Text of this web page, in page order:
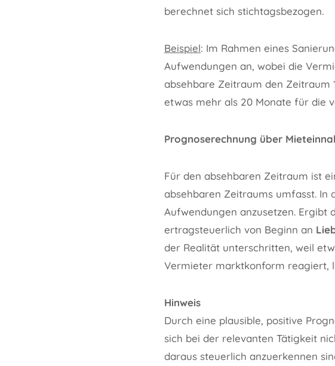
berechnet sich stichtagsbezogen.
Beispiel: Im Rahmen eines
Aufwendungen an, wobei die
absehbare Zeitraum den Zeitraum
etwas mehr als 20 Monate für die
Prognoserechnung über
Für den absehbaren Zeitraum ist
absehbaren Zeitraums umfasst. In
Aufwendungen anzusetzen. Ergibt
ertragsteuerlich von Beginn an
der Realität unterschritten, weil
Vermieter marktkonform reagiert,
Hinweis
Durch eine plausible, positive
sich bei der relevanten Tätigkeit
daraus steuerlich anzuerkennen